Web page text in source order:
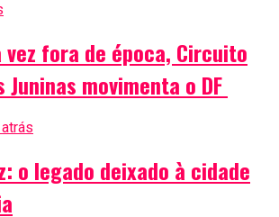
fora de época, Circuito
Juninas movimenta o DF
o legado deixado à cidade